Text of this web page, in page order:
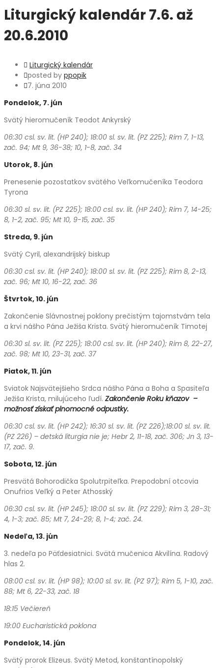
Liturgický kalendár 7.6. až
20.6.2010
Liturgický kalendár
posted by ppopik
7. júna 2010
Pondelok, 7. jún
Svätý hieromučeník Teodot Ankyrský
06:30 csl. sv. lit. (HP 240); 18:00 sl. sv. lit. (PZ 225); Rim 7, 1-13,
zač. 94; Mt 9, 36-38; 10, 1-8, zač. 34
Utorok, 8. jún
Prenesenie pozostatkov svätého Veľkomučeníka Teodora
Tyrona
06:30 sl. sv. lit. (PZ 225); 18:00 csl. sv. lit. (HP 240); Rim 7, 14-25;
8, 1-2, zač. 95; Mt 10, 9-15, zač. 35
Streda, 9. jún
Svätý Cyril, alexandrijský biskup
06:30 csl. sv. lit. (HP 240); 18:00 sl. sv. lit. (PZ 225); Rim 8, 2-13,
zač. 96; Mt 10, 16-22, zač. 36
Štvrtok, 10. jún
Zakončenie Slávnostnej poklony prečistým tajomstvám tela
a krvi nášho Pána Ježiša Krista. Svätý hieromučeník Timotej
06:30 sl. sv. lit. (PZ 225); 18:00 csl. sv. lit. (HP 240); Rim 8, 22-27,
zač. 98; Mt 10, 23-31, zač. 37
Piatok, 11. jún
Sviatok Najsvätejšieho Srdca nášho Pána a Boha a Spasiteľa
Ježiša Krista, milujúceho ľudí. Zakončenie Roku kňazov –
možnosť získať plnomocné odpustky.
06:30 csl. sv. lit. (HP 242); 16:30 sl. sv. lit. (PZ 226);18:00 sl. sv. lit.
(PZ 226) – detská liturgia nie je; Hebr 2, 11-18, zač. 306; Jn 3, 13-
17, zač. 9.
Sobota, 12. jún
Presvätá Bohorodička Spolutrpiteľka. Prepodobní otcovia
Onufrios Veľký a Peter Athosský
06:30 csl. sv. lit. (HP 245); 18:00 sl. sv. lit. (PZ 229); Rim 3, 28-31;
4, 1-3; zač. 85; Mt 7, 24-29; 8, 1-4; zač. 24.
Nedeľa, 13. jún
3. nedeľa po Päťdesiatnici. Svätá mučenica Akvilína. Radový
hlas 2.
08:00 csl. sv. lit. (HP 98); 10:00 sl. sv. lit. (PZ 97); Rim 5, 1-10, zač.
88; Mt 6, 22-33, zač. 18
18:15 Večiereň
19:00 Eucharistická poklona
Pondelok, 14. jún
Svätý prorok Elizeus. Svätý Metod, konštantínopolský